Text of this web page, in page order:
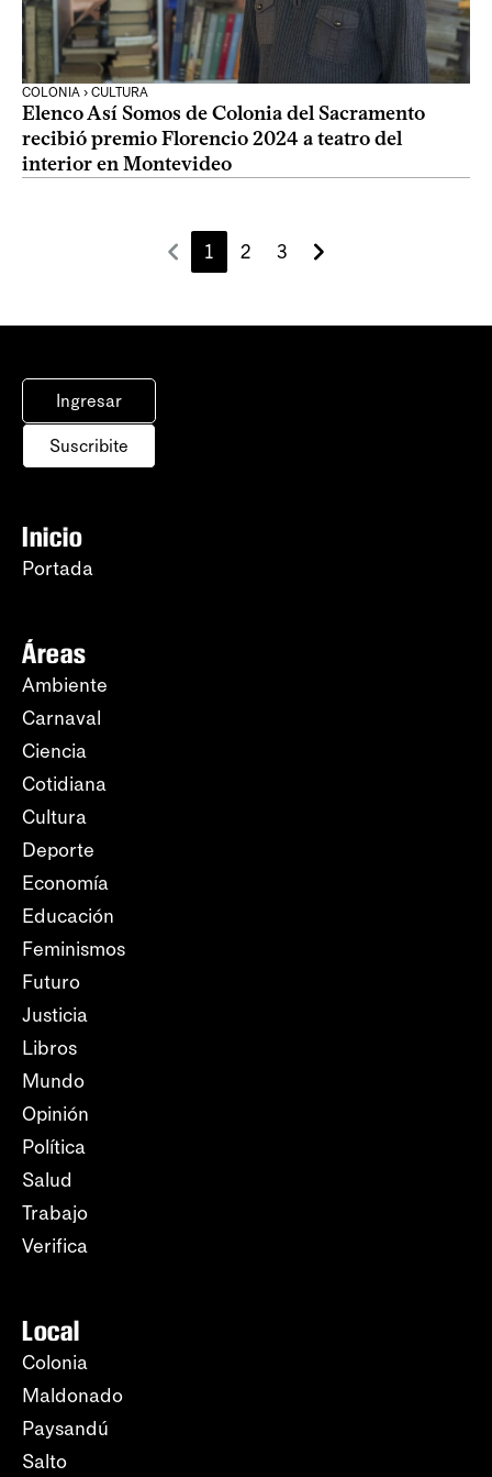
COLONIA › CULTURA
Elenco Así Somos de Colonia del Sacramento
recibió premio Florencio 2024 a teatro del
interior en Montevideo
1 2 3
Ingresar
Suscribite
Inicio
Portada
Áreas
Ambiente
Carnaval
Ciencia
Cotidiana
Cultura
Deporte
Economía
Educación
Feminismos
Futuro
Justicia
Libros
Mundo
Opinión
Política
Salud
Trabajo
Verifica
Local
Colonia
Maldonado
Paysandú
Salto